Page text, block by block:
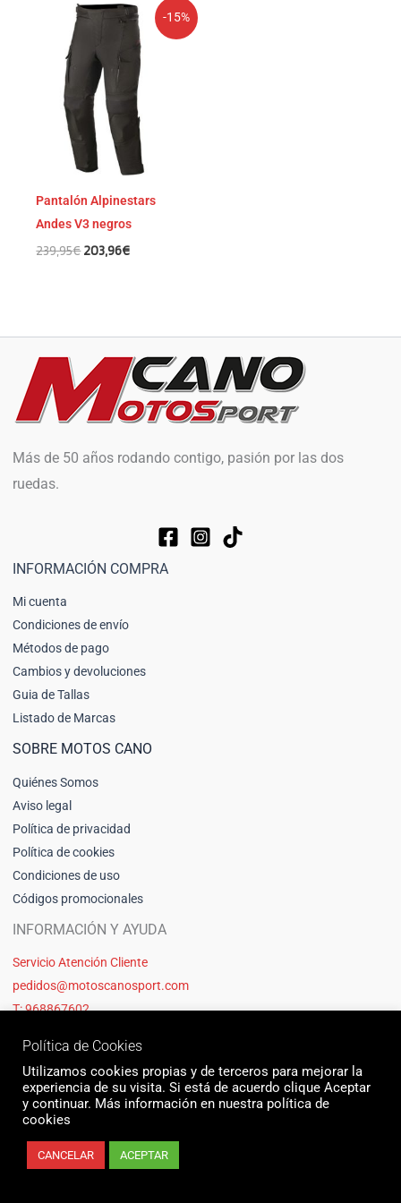
-15%
Pantalón Alpinestars
Andes V3 negros
239,95€
El
era:
239,95€.
203,96€
El
precio
actual
es:
203,96€.
Más de 50 años rodando contigo, pasión por las dos
ruedas.
INFORMACIÓN COMPRA
Mi cuenta
Condiciones de envío
Métodos de pago
Cambios y devoluciones
Guia de Tallas
Listado de Marcas
SOBRE MOTOS CANO
Quiénes Somos
Aviso legal
Política de privacidad
Política de cookies
Condiciones de uso
Códigos promocionales
INFORMACIÓN Y AYUDA
Servicio Atención Cliente
pedidos@motoscanosport.com
T: 968867602
© 2026 Motos Cano Sport | Sitio web creado y mantenido por Unika web
Política de Cookies
Utilizamos cookies propias y de terceros para mejorar la
experiencia de su visita. Si está de acuerdo clique Aceptar
y continuar. Más información en nuestra política de
cookies
CANCELAR ACEPTAR